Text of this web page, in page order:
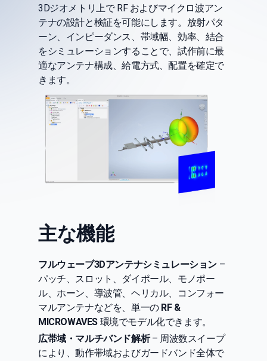
3Dジオメトリ上で RF およびマイクロ波アン
テナの設計と検証を可能にします。放射パタ
ーン、インピーダンス、帯域幅、効率、結合
をシミュレーションすることで、試作前に最
適なアンテナ構成、給電方式、配置を確定で
きます。
主な機能
フルウェーブ3Dアンテナシミュレーション –
パッチ、スロット、ダイポール、モノポー
ル、ホーン、導波管、ヘリカル、コンフォー
マルアンテナなどを、単一の RF &
MICROWAVES 環境でモデル化できます。
広帯域・マルチバンド解析– 周波数スイープ
により、動作帯域およびガードバンド全体で